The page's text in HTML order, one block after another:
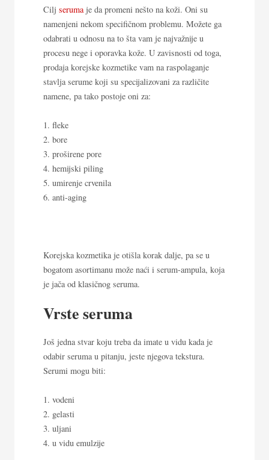
Cilj serumaje da promeni nešto na koži. Oni su
namenjeni nekom specifičnom problemu. Možete ga
odabrati u odnosu na to šta vam je najvažnije u
procesu nege i oporavka kože. U zavisnosti od toga,
prodaja korejske kozmetike vam na raspolaganje
stavlja serume koji su specijalizovani za različite
namene, pa tako postoje oni za:
fleke
bore
proširene pore
hemijski piling
umirenje crvenila
anti-aging
Korejska kozmetika je otišla korak dalje, pa se u
bogatom asortimanu može naći i serum-ampula, koja
je jača od klasičnog seruma.
Vrste seruma
Još jedna stvar koju treba da imate u vidu kada je
odabir seruma u pitanju, jeste njegova tekstura.
Serumi mogu biti:
vodeni
gelasti
uljani
u vidu emulzije